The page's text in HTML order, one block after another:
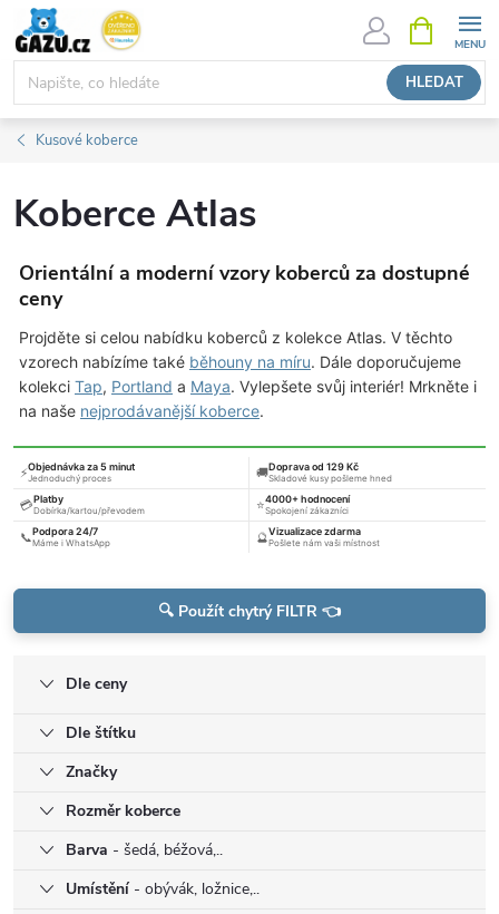
Přejít
obsah
HLEDAT
NÁKUPNÍ
KOŠÍK
Kusové koberce
Koberce Atlas
Orientální a moderní vzory koberců za dostupné
ceny
Projděte si celou nabídku koberců z kolekce Atlas. V těchto
vzorech nabízíme také běhouny na míru. Dále doporučujeme
kolekci Tap, Portland a Maya. Vylepšete svůj interiér! Mrkněte i
na naše nejprodávanější koberce.
⚡Objednávka za 5 minut
Jednoduchý proces 🚚Doprava od 129 Kč
Skladové kusy pošleme hned
💳Platby
Dobírka/kartou/převodem ⭐4000+ hodnocení
Spokojení zákazníci
📞Podpora 24/7
Máme i WhatsApp 🔮Vizualizace zdarma
Pošlete nám vaši místnost
🔍 Použít chytrý FILTR 👈
Dle ceny
Dle štítku
Značky
Rozměr koberce
Barva - šedá, béžová,..
Umístění - obývák, ložnice,..